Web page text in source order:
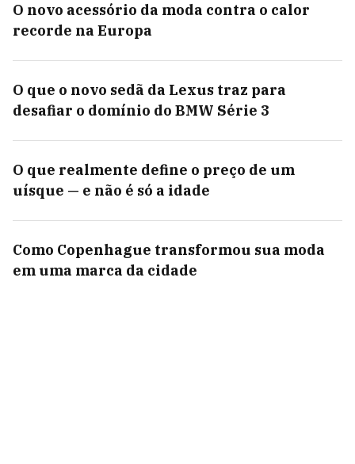
O novo acessório da moda contra o calor
recorde na Europa
O que o novo sedã da Lexus traz para
desafiar o domínio do BMW Série 3
O que realmente define o preço de um
uísque — e não é só a idade
Como Copenhague transformou sua moda
em uma marca da cidade